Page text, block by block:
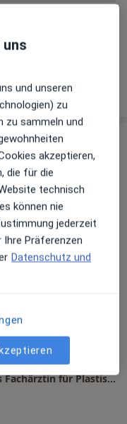
Stocks
und
Maps
Fachklinik Dr.med. Sandra Stocks Fachärztin für Plastische- und Ästhetische Chirurgie
und unseren
zu
zu sammeln und
akzeptieren,
die für die
technisch
können nie
jederzeit
Ihre Präferenzen
Datenschutz und